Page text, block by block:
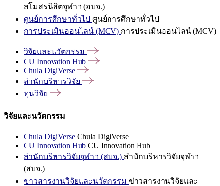
สโมสรนิสิตจุฬาฯ (อบจ.)
ศูนย์การศึกษาทั่วไป ศูนย์การศึกษาทั่วไป
การประเมินออนไลน์ (MCV) การประเมินออนไลน์ (MCV)
วิจัยและนวัตกรรม
CU Innovation Hub
Chula DigiVerse
สำนักบริหารวิจัย
ทุนวิจัย
วิจัยและนวัตกรรม
Chula DigiVerse Chula DigiVerse
CU Innovation Hub CU Innovation Hub
สำนักบริหารวิจัยจุฬาฯ (สบจ.) สำนักบริหารวิจัยจุฬาฯ
(สบจ.)
ข่าวสารงานวิจัยและนวัตกรรม ข่าวสารงานวิจัยและ